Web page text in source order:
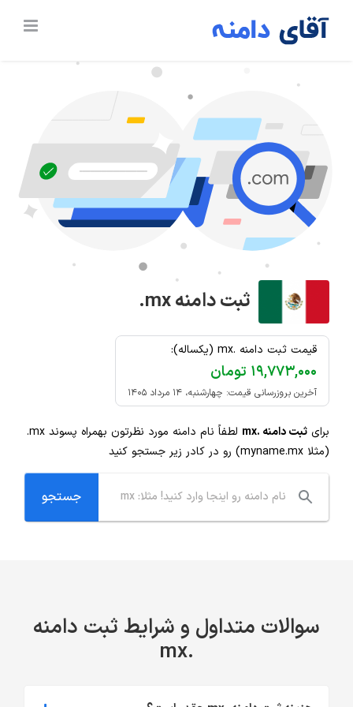
ثبت دامنه.mx
قیمت ثبت دامنه .mx (یکساله):
۱۹,۷۷۳,۰۰۰ تومان
آخرین بروزرسانی قیمت: چهارشنبه، ۱۴ مرداد ۱۴۰۵
برای ثبت دامنه .mx لطفاً نام دامنه مورد نظرتون بهمراه پسوند .mx
(مثلا myname.mx) رو در کادر زیر جستجو کنید
سوالات متداول و شرایط ثبت دامنه
.mx